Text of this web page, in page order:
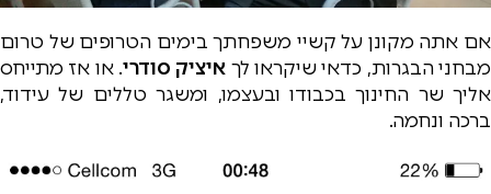
אם אתה מקונן על קשיי משפחתך בימים הטרופים של טרום
מבחני הבגרות, כדאי שיקראו לך איציק סודרי. או אז מתייחס
אליך שר החינוך בכבודו ובעצמו, ומשגר טללים של עידוד,
ברכה ונחמה.